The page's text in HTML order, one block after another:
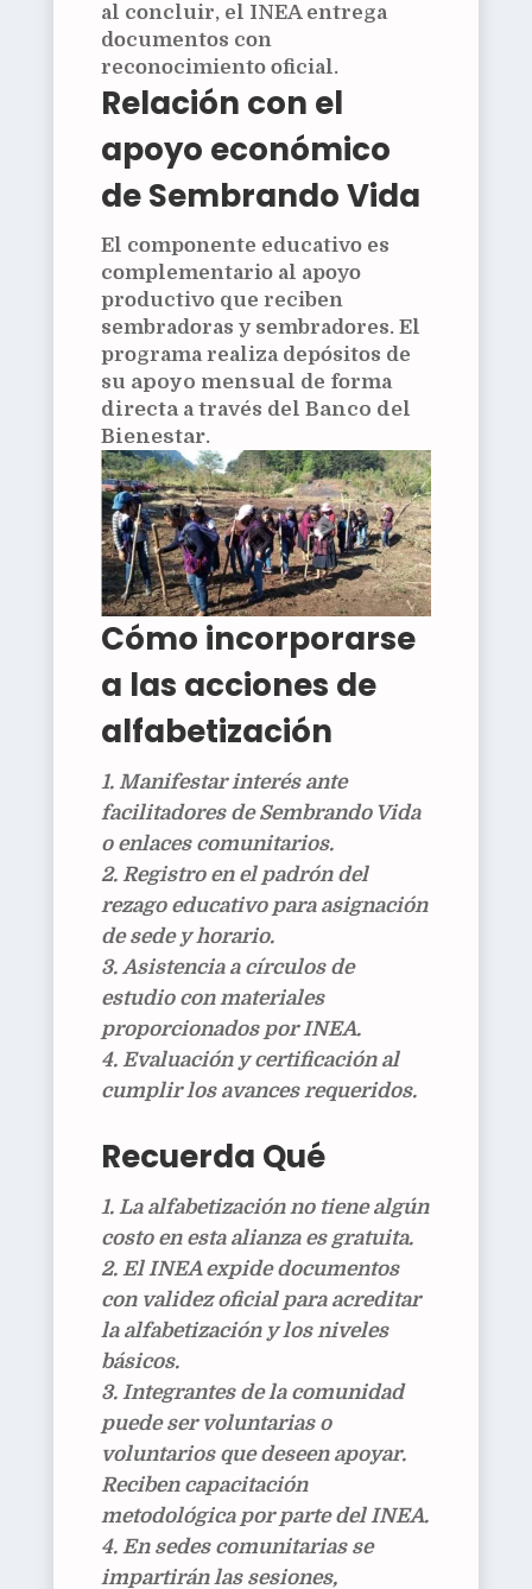
al concluir, el INEA entrega
documentos con
reconocimiento oficial.
Relación con el
apoyo económico
de Sembrando Vida
El componente educativo es
complementario al apoyo
productivo que reciben
sembradoras y sembradores. El
programa realiza depósitos de
su apoyo mensual de forma
directaa través del Banco del
Bienestar.
Cómo incorporarse
a las acciones de
alfabetización
Manifestar interésante
facilitadores de Sembrando Vida
o enlaces comunitarios.
Registroen el padrón del
rezago educativo para asignación
de sede y horario.
Asistenciaa círculos de
estudio con materiales
proporcionados por INEA.
Evaluación y certificaciónal
cumplir los avances requeridos.
Recuerda Qué
La alfabetización no tiene algún
costo en esta alianza es gratuita.
El INEA expidedocumentos
con validez oficialpara acreditar
la alfabetización y los niveles
básicos.
Integrantes de la comunidad
puede ser voluntarias o
voluntarios que deseen apoyar.
Reciben capacitación
metodológica por parte del INEA.
En sedes comunitarias se
impartirán las sesiones,